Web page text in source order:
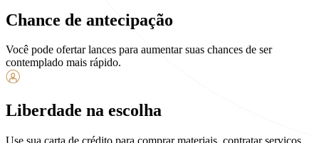
Chance de antecipação
Você pode ofertar lances para aumentar suas chances de ser
contemplado mais rápido.
Liberdade na escolha